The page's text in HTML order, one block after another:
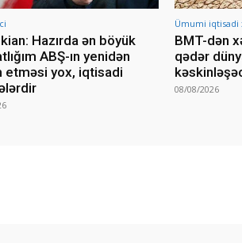
Hazırda ən böyük
ABŞ-ın yenidən
etməsi yox, iqtisadi
Ümumi iqtisadi
BMT-dən
qədər
08/08/2026